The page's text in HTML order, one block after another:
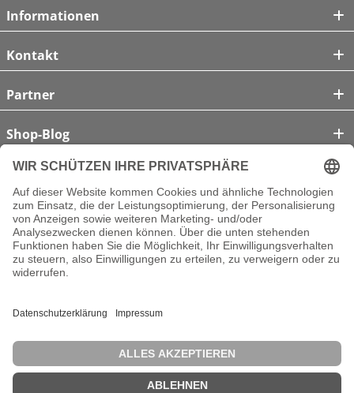
Informationen
Shop-Blog
Partner
Kontakt
Unsere Zahlungsarten
Vertrag widerrufen